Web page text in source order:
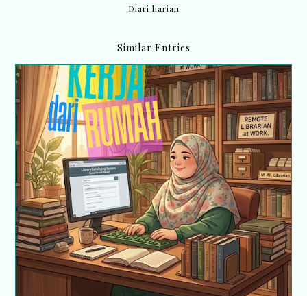
Diari harian
Similar Entries
Kerja dari rumah (BDR) ; Selamat Hari Pekerja